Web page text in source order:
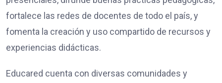
fortalece las redes de docentes de todo el país, y
fomenta la creación y uso compartido de recursos y
experiencias didácticas.
Educared cuenta con diversas comunidades y